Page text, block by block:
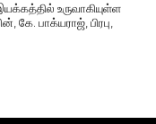
உருவாகியுள்ள
கே. பாக்யராஜ், பிரபு,